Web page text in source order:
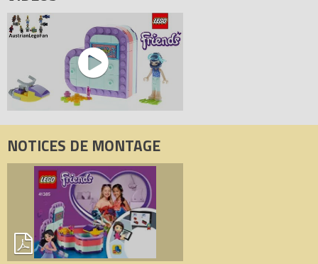
comparateur de prix 100% LEGO.
Code EAN du LEGO Friends 41385 : 5702016419849.
NOTICES DE MONTAGE